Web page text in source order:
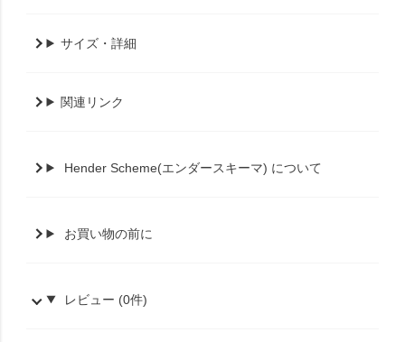
サイズ・詳細
関連リンク
Hender Scheme(エンダースキーマ) について
お買い物の前に
レビュー (0件)